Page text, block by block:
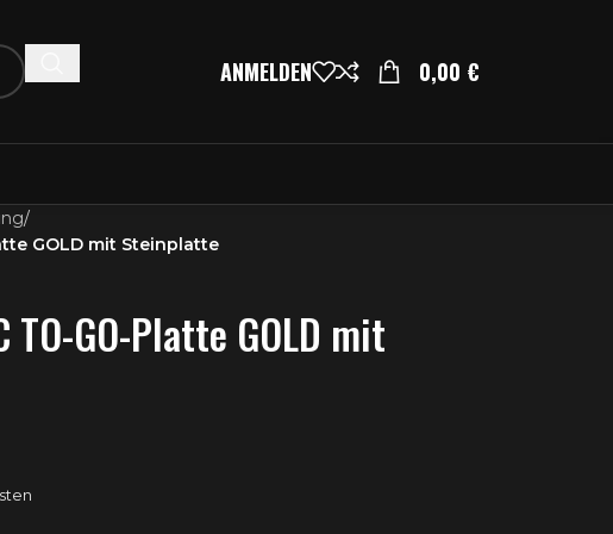
ANMELDEN 0,00 €
/
GOLD mit Steinplatte
TO-GO-Platte GOLD mit